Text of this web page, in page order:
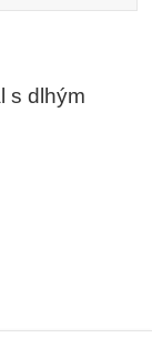
s dlhým